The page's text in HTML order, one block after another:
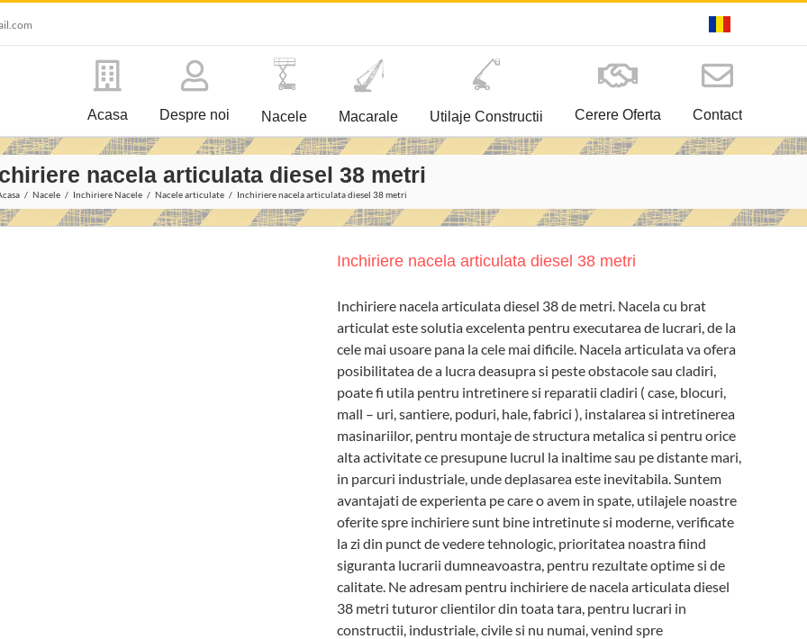
Acasa Despre noi Nacele Macarale Utilaje Constructii Cerere Oferta Contact
nacela articulata diesel 38 metri
Nacele Inchiriere Nacele Nacele articulate Inchiriere nacela articulata diesel 38 metri
Inchiriere nacela articulata diesel 38 metri
Inchiriere nacela articulata diesel 38 de metri. Nacela cu brat
articulat este solutia excelenta pentru executarea de lucrari, de la
cele mai usoare pana la cele mai dificile. Nacela articulata va ofera
posibilitatea de a lucra deasupra si peste obstacole sau cladiri,
poate fi utila pentru intretinere si reparatii cladiri ( case, blocuri,
mall – uri, santiere, poduri, hale, fabrici ), instalarea si intretinerea
masinariilor, pentru montaje de structura metalica si pentru orice
alta activitate ce presupune lucrul la inaltime sau pe distante mari,
in parcuri industriale, unde deplasarea este inevitabila. Suntem
avantajati de experienta pe care o avem in spate, utilajele noastre
oferite spre inchiriere sunt bine intretinute si moderne, verificate
la zi din punct de vedere tehnologic, prioritatea noastra fiind
siguranta lucrarii dumneavoastra, pentru rezultate optime si de
calitate. Ne adresam pentru inchiriere de nacela articulata diesel
38 metri tuturor clientilor din toata tara, pentru lucrari in
constructii, industriale, civile si nu numai, venind spre